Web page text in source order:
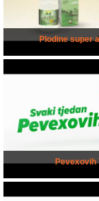
Plodine super
Pevexovih